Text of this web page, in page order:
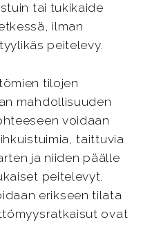
tai tukikaide
ilman
peitelevy.
tilojen
mahdollisuuden
voidaan
taittuvia
ja niiden päälle
peitelevyt.
erikseen tilata
ovat